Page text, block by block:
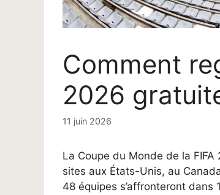
Comment
2026
11 juin 2026
La Coupe du Monde de la
sites aux États-Unis, au
48 équipes s’affronteront